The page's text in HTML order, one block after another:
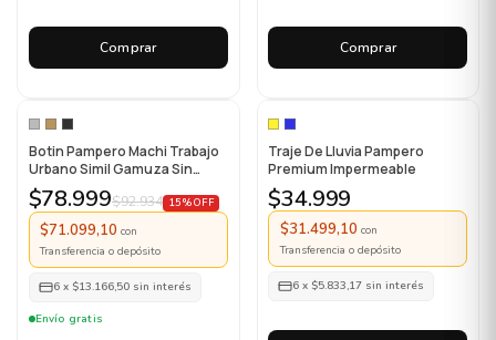
Comprar Comprar
Botin Pampero Machi Trabajo
Urbano Simil Gamuza Sin
Puntera
$78.999$92.934 15% OFF
$71.099,10 con
Transferencia o depósito
6 x $13.166,50 sin interés
Envío gratis
Traje De Lluvia Pampero
Premium Impermeable
$34.999
$31.499,10 con
Transferencia o depósito
6 x $5.833,17 sin interés